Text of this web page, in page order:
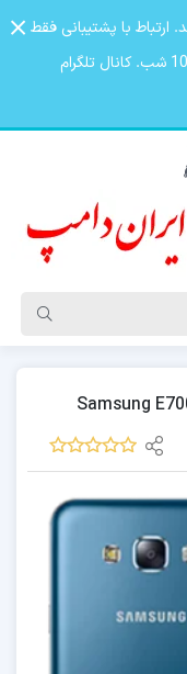
با پشتیبانی فقط
در تلگرام khosro20087@ از 9 صبح تا 10 شب. کانال تلگرام